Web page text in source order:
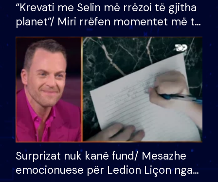
“Krevati me Selin më rrëzoi të gjitha
planet”/ Miri rrëfen momentet më të
bukura në shtëpinë e BB VIP: Do më
mungojë zilja e mëngjesit kur…
Surprizat nuk kanë fund/ Mesazhe
emocionuese për Ledion Liçon nga